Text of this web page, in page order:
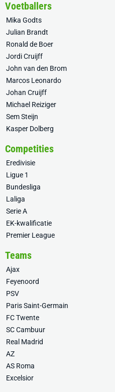
Voetballers
Mika Godts
Julian Brandt
Ronald de Boer
Jordi Cruijff
John van den Brom
Marcos Leonardo
Johan Cruijff
Michael Reiziger
Sem Steijn
Kasper Dolberg
Competities
Eredivisie
Ligue 1
Bundesliga
Laliga
Serie A
EK-kwalificatie
Premier League
Teams
Ajax
Feyenoord
PSV
Paris Saint-Germain
FC Twente
SC Cambuur
Real Madrid
AZ
AS Roma
Excelsior